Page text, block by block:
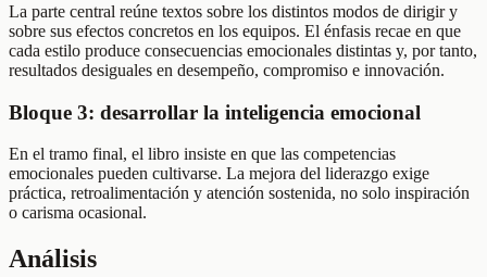
La parte central reúne textos sobre los distintos modos de dirigir y
sobre sus efectos concretos en los equipos. El énfasis recae en que
cada estilo produce consecuencias emocionales distintas y, por tanto,
resultados desiguales en desempeño, compromiso e innovación.
Bloque 3: desarrollar la inteligencia emocional
En el tramo final, el libro insiste en que las competencias
emocionales pueden cultivarse. La mejora del liderazgo exige
práctica, retroalimentación y atención sostenida, no solo inspiración
o carisma ocasional.
Análisis